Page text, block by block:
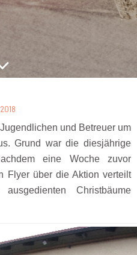
und Betreuer um
Grund war die diesjährige
eine Woche zuvor
Flyer über die Aktion verteilt
Christbäume